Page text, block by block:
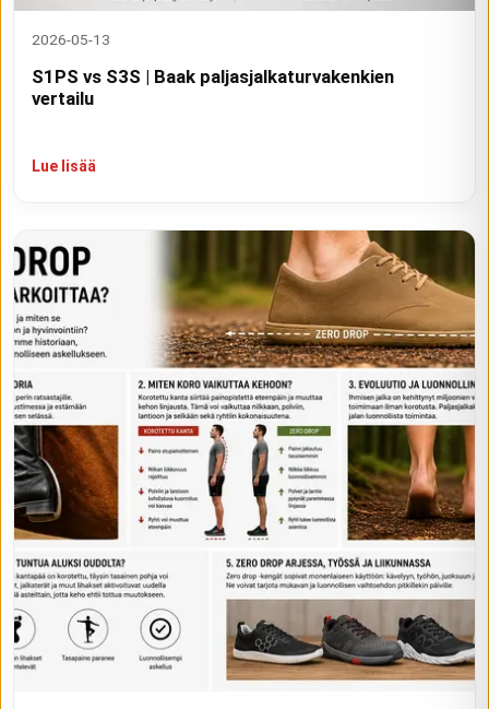
2026-05-13
S1PS vs S3S | Baak paljasjalkaturvakenkien
vertailu
Lue lisää